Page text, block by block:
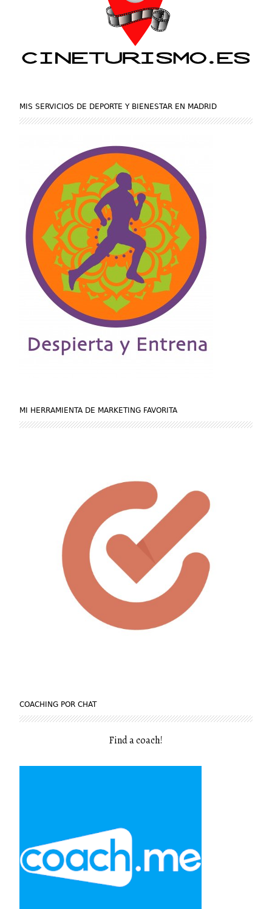
MIS SERVICIOS DE DEPORTE Y BIENESTAR EN MADRID
MI HERRAMIENTA DE MARKETING FAVORITA
COACHING POR CHAT
Find a coach!